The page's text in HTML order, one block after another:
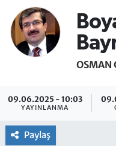
OSMAN
09.06.2025 - 10:03
YAYINLANMA
Paylaş
Sinop Trafik
Süper Lig Puan
Tüm Manşetler
Son Dakika
Haber Arşivi